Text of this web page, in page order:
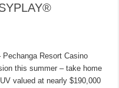
Resort Casino
this summer – take home
valued at nearly $190,000